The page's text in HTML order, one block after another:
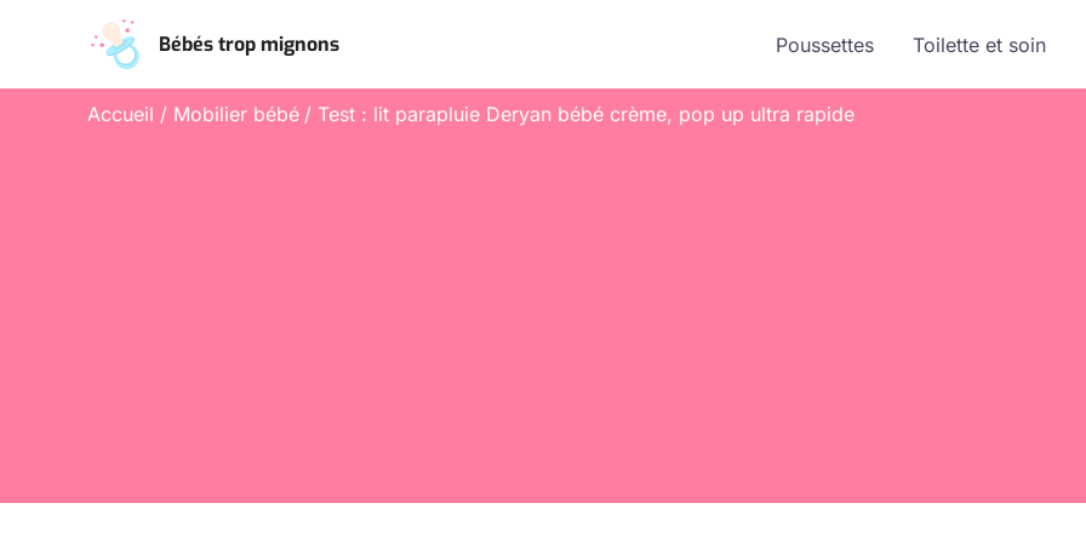
contenu
Bébés trop mignons Poussettes Toilette et soin
Accueil Mobilier bébé Test : lit parapluie Deryan bébé crème, pop up ultra rapide